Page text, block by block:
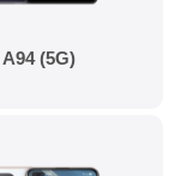
A94 (5G)